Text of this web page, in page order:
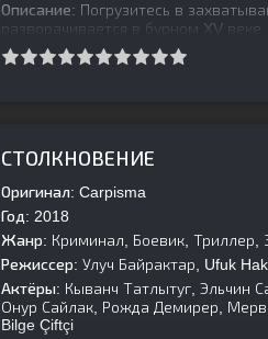
Описание: Погрузитесь в
разворачивается в бурном XV
могущественной Османской
СТОЛКНОВЕНИЕ
Оригинал: Carpisma
Год: 2018
Жанр: Криминал, Боевик,
Режиссер: Улуч Байрактар, Ufuk
Актёры: Кыванч Татлытуг, Эльчин
Онур Сайлак, Рожда Демирер,
Bilge Çiftçi